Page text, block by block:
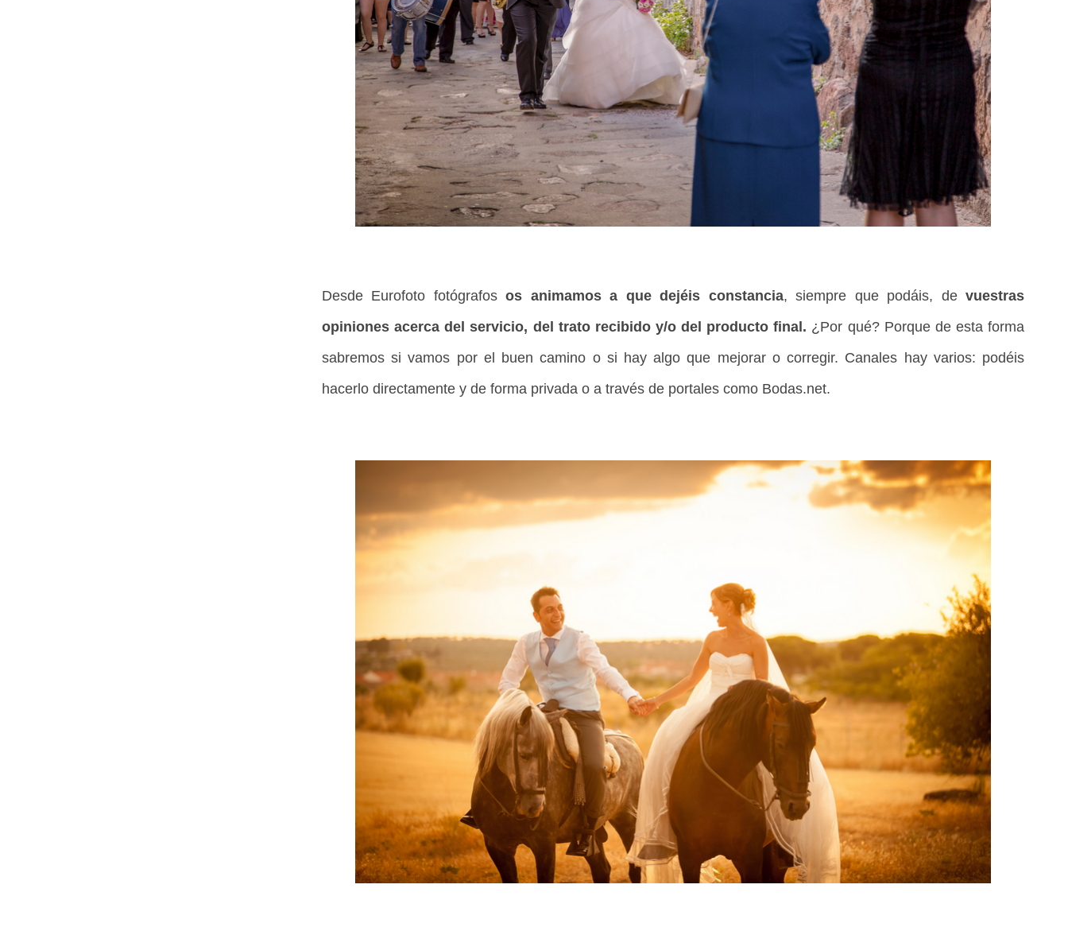
Desde Eurofoto fotógrafosos animamos a que dejéis constancia, siempre que podáis, devuestras
opiniones acerca del servicio, del trato recibido y/o del producto final. ¿Por qué? Porque de esta forma
sabremos si vamos por el buen camino o si hay algo que mejorar o corregir. Canales hay varios: podéis
hacerlo directamente y de forma privada o a través de portales como Bodas.net.